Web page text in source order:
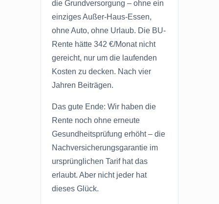
die Grundversorgung – ohne ein
einziges Außer-Haus-Essen,
ohne Auto, ohne Urlaub. Die BU-
Rente hätte 342 €/Monat nicht
gereicht, nur um die laufenden
Kosten zu decken. Nach vier
Jahren Beiträgen.
Das gute Ende: Wir haben die
Rente noch ohne erneute
Gesundheitsprüfung erhöht – die
Nachversicherungsgarantie im
ursprünglichen Tarif hat das
erlaubt. Aber nicht jeder hat
dieses Glück.